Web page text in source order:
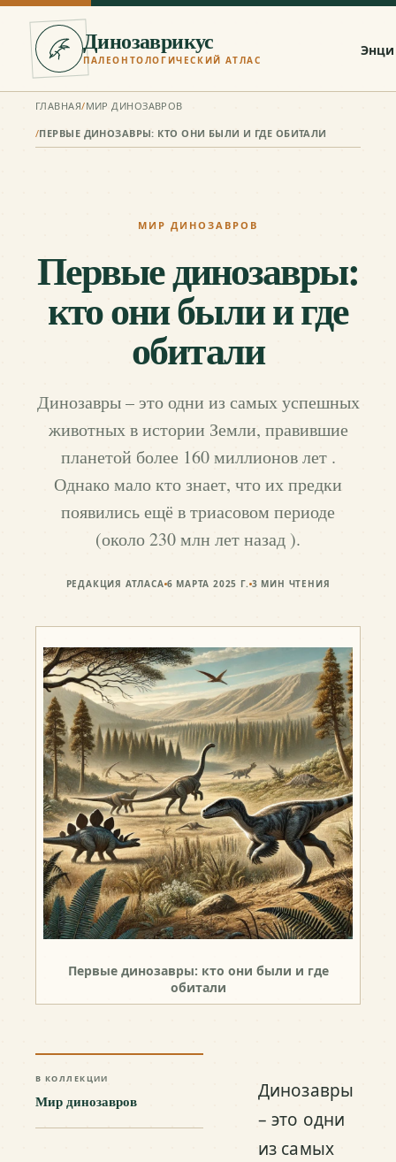
Динозаврикус
ПАЛЕОНТОЛОГИЧЕСКИЙ АТЛАС
ГЛАВНАЯ/МИР ДИНОЗАВРОВ
/ПЕРВЫЕ ДИНОЗАВРЫ: КТО ОНИ БЫЛИ И ГДЕ ОБИТАЛИ
МИР ДИНОЗАВРОВ
Первые динозавры:
кто они были и где
обитали
Динозавры – это одни из самых успешных
животных в истории Земли, правившие
планетой более 160 миллионов лет .
Однако мало кто знает, что их предки
появились ещё в триасовом периоде
(около 230 млн лет назад ).
РЕДАКЦИЯ АТЛАСА 6 МАРТА 2025 Г. 3 МИН ЧТЕНИЯ
Первые динозавры: кто они были и где
обитали
В КОЛЛЕКЦИИ
Мир динозавров
Динозавры
– это одни
из самых